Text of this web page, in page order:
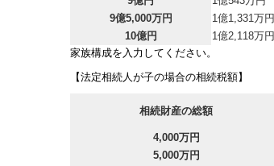
9億5,000万円
1億1,331万円
10億円
1億2,118万円
家族構成を入力してください。
【法定相続人が子の場合の相続税額】
相続財産の総額
4,000万円
5,000万円